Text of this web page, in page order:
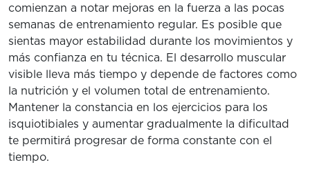
comienzan a notar mejoras en la fuerza a las pocas
semanas de entrenamiento regular. Es posible que
sientas mayor estabilidad durante los movimientos y
más confianza en tu técnica. El desarrollo muscular
visible lleva más tiempo y depende de factores como
la nutrición y el volumen total de entrenamiento.
Mantener la constancia en los ejercicios para los
isquiotibiales y aumentar gradualmente la dificultad
te permitirá progresar de forma constante con el
tiempo.